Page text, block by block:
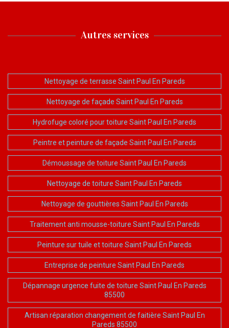
Autres services
Nettoyage de terrasse Saint Paul En Pareds
Nettoyage de façade Saint Paul En Pareds
Hydrofuge coloré pour toiture Saint Paul En Pareds
Peintre et peinture de façade Saint Paul En Pareds
Démoussage de toiture Saint Paul En Pareds
Nettoyage de toiture Saint Paul En Pareds
Nettoyage de gouttières Saint Paul En Pareds
Traitement anti mousse-toiture Saint Paul En Pareds
Peinture sur tuile et toiture Saint Paul En Pareds
Entreprise de peinture Saint Paul En Pareds
Dépannage urgence fuite de toiture Saint Paul En Pareds
85500
Artisan réparation changement de faitière Saint Paul En
Pareds 85500